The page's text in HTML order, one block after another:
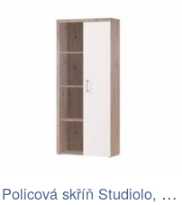
Policová skříň Studiolo, san marino /…